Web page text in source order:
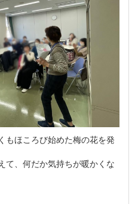
もほころび始めた梅の花を発
て、何だか気持ちが暖かくな